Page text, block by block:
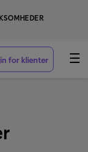
for klienter